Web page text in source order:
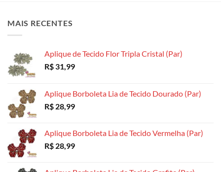
ser
página
do
na
na
MAIS RECENTES
Aplique de Tecido Flor Tripla Cristal (Par)
R$ 31,99
Aplique Borboleta Lia de Tecido Dourado (Par)
R$ 28,99
Aplique Borboleta Lia de Tecido Vermelha (Par)
R$ 28,99